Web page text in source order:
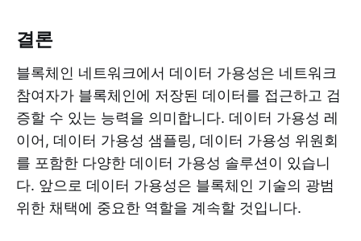
결론
블록체인 네트워크에서 데이터 가용성은 네트워크
참여자가 블록체인에 저장된 데이터를 접근하고 검
증할 수 있는 능력을 의미합니다. 데이터 가용성 레
이어, 데이터 가용성 샘플링, 데이터 가용성 위원회
를 포함한 다양한 데이터 가용성 솔루션이 있습니
다. 앞으로 데이터 가용성은 블록체인 기술의 광범
위한 채택에 중요한 역할을 계속할 것입니다.